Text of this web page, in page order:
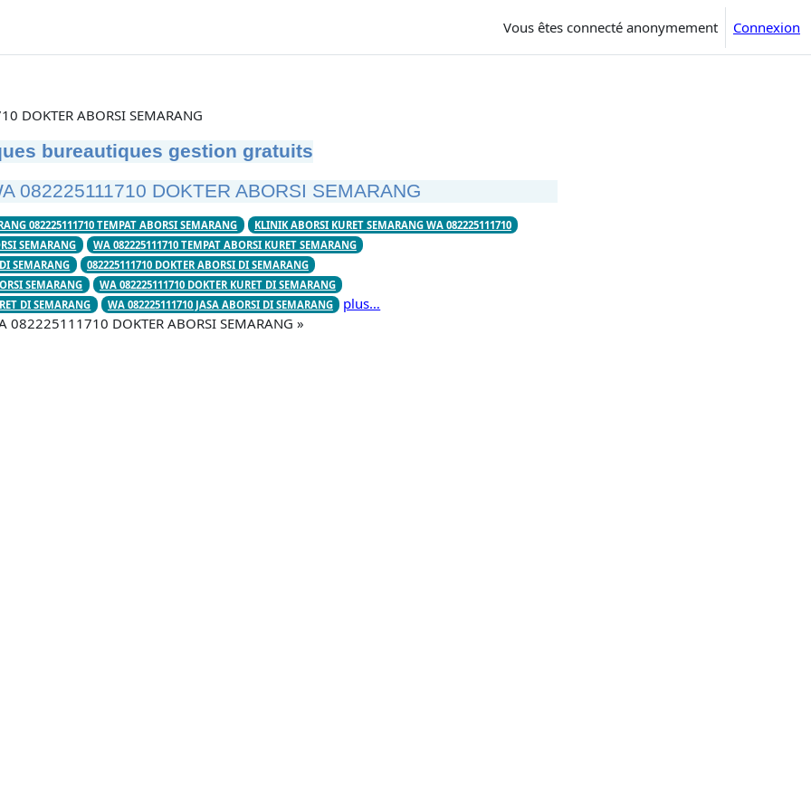
Vous êtes connecté anonymement Connexion
DOKTER ABORSI SEMARANG
bureautiques gestion gratuits
082225111710 DOKTER ABORSI SEMARANG
082225111710 TEMPAT ABORSI SEMARANG
KLINIK ABORSI KURET SEMARANG WA 082225111710
SEMARANG
WA 082225111710 TEMPAT ABORSI KURET SEMARANG
SEMARANG
082225111710 DOKTER ABORSI DI SEMARANG
SEMARANG
WA 082225111710 DOKTER KURET DI SEMARANG
DI SEMARANG
WA 082225111710 JASA ABORSI DI SEMARANG
plus…
DOKTER ABORSI SEMARANG »